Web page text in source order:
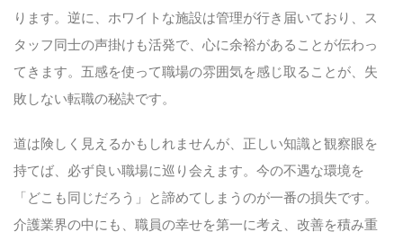
ります。逆に、ホワイトな施設は管理が行き届いており、ス
タッフ同士の声掛けも活発で、心に余裕があることが伝わっ
てきます。五感を使って職場の雰囲気を感じ取ることが、失
敗しない転職の秘訣です。
道は険しく見えるかもしれませんが、正しい知識と観察眼を
持てば、必ず良い職場に巡り会えます。今の不遇な環境を
「どこも同じだろう」と諦めてしまうのが一番の損失です。
介護業界の中にも、職員の幸せを第一に考え、改善を積み重